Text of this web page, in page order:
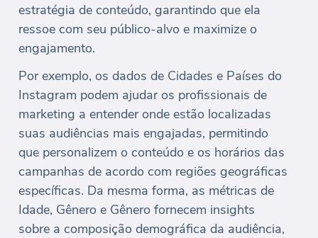
estratégia de conteúdo, garantindo que ela
ressoe com seu público-alvo e maximize o
engajamento.
Por exemplo, os dados de Cidades e Países do
Instagram podem ajudar os profissionais de
marketing a entender onde estão localizadas
suas audiências mais engajadas, permitindo
que personalizem o conteúdo e os horários das
campanhas de acordo com regiões geográficas
específicas. Da mesma forma, as métricas de
Idade, Gênero e Gênero fornecem insights
sobre a composição demográfica da audiência,